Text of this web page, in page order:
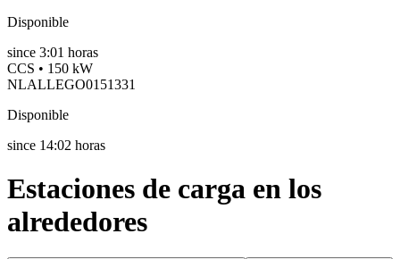
Disponible
since 3:01 horas
CCS • 150 kW
NLALLEGO0151331
Disponible
since 14:02 horas
Estaciones de carga en los
alrededores